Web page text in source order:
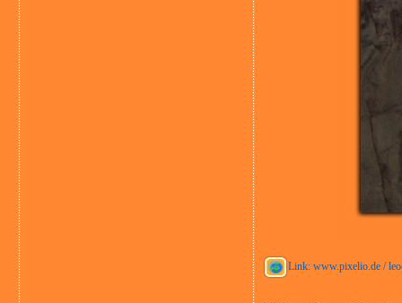
Link: www.pixelio.de /